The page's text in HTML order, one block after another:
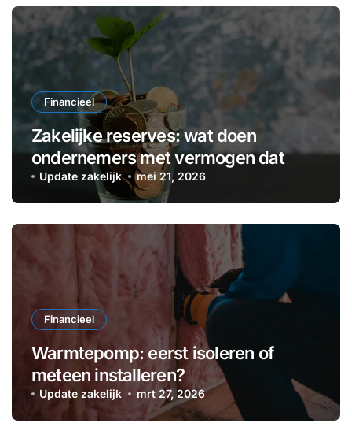
Financieel
Zakelijke reserves: wat doen
ondernemers met vermogen dat
voorlopig niet nodig is?
Update zakelijk mei 21, 2026
Financieel
Warmtepomp: eerst isoleren of
meteen installeren?
Update zakelijk mrt 27, 2026